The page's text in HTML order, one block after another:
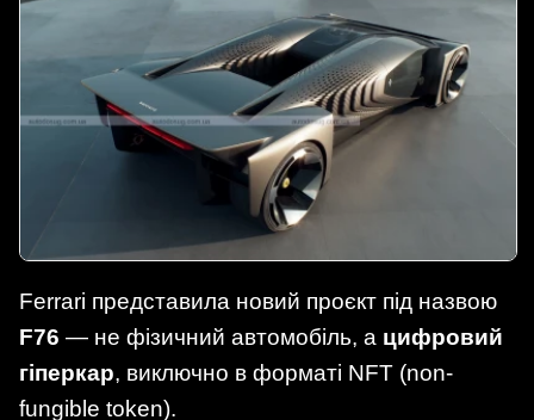
Ferrari представила новий проєкт під назвою
F76 — не фізичний автомобіль, а цифровий
гіперкар, виключно в форматі NFT (non-
fungible token).